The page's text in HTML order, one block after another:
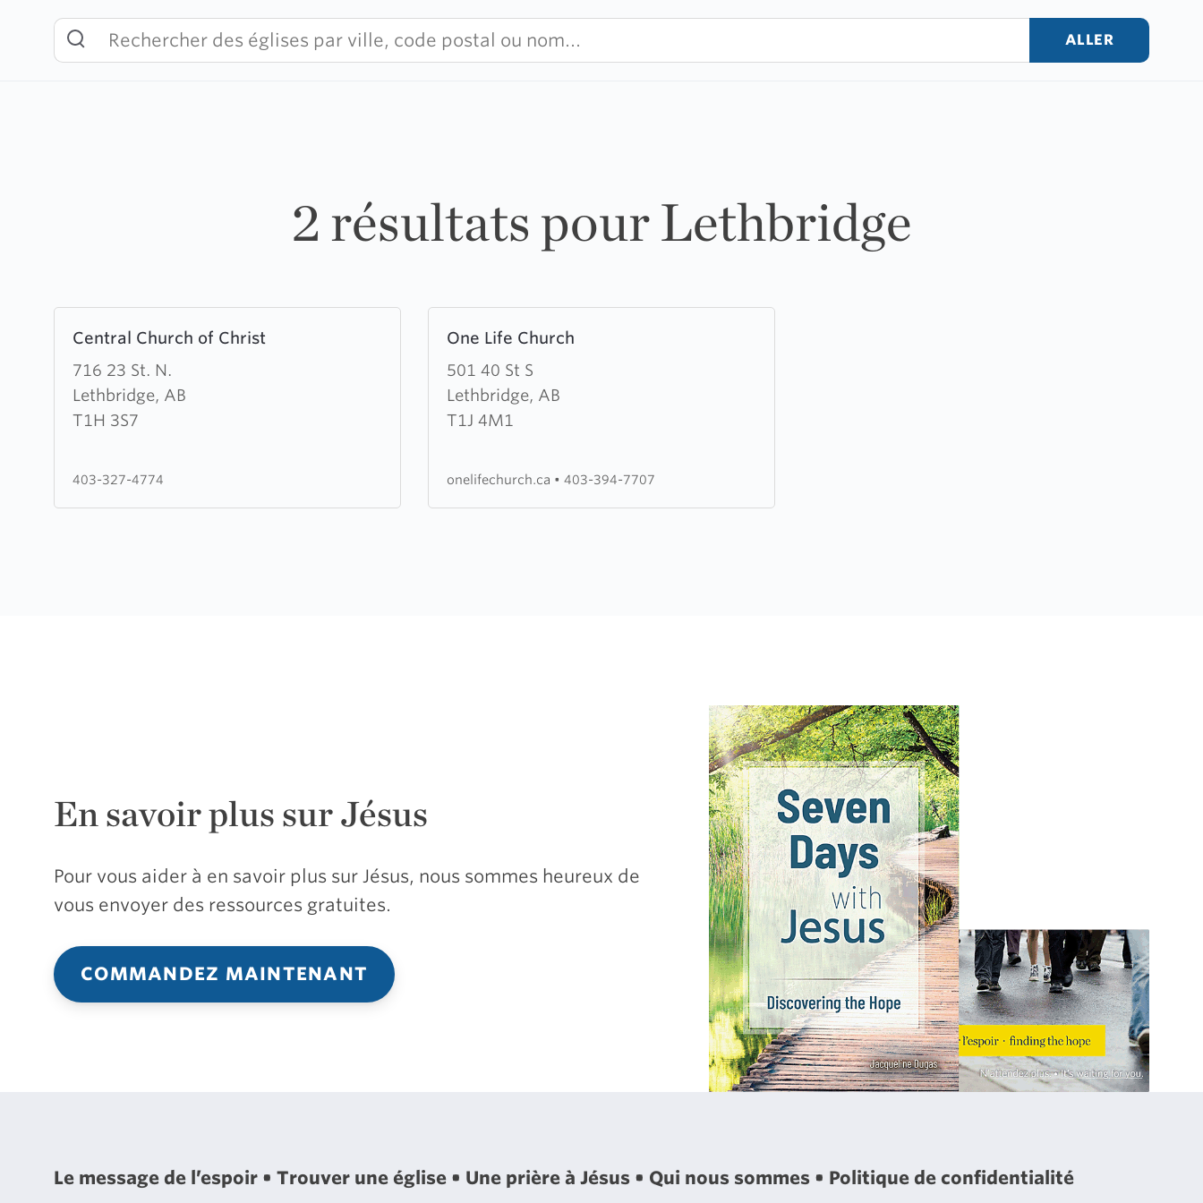
ALLER
2 résultats pour Lethbridge
Central Church of Christ
716 23 St. N.
Lethbridge, AB
T1H 3S7
more
about
Central
Church
403-327-4774
One Life Church
501 40 St S
Lethbridge, AB
T1J 4M1
more
about
One
Life
onelifechurch.ca • 403-394-7707
En savoir plus sur Jésus
Pour vous aider à en savoir plus sur Jésus, nous sommes heureux de
vous envoyer des ressources gratuites.
COMMANDEZ MAINTENANT
Le message de l’espoir Trouver une église Une prière à Jésus Qui nous sommes Politique de confidentialité